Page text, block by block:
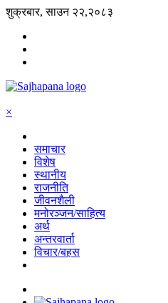
शुक्रबार, साउन २२,२०८३
×
समाचार
विशेष
स्थानीय
राजनीति
जीवनशैली
मनोरञ्जन/साहित्य
अर्थ
अन्तरवार्ता
विचार/बहस